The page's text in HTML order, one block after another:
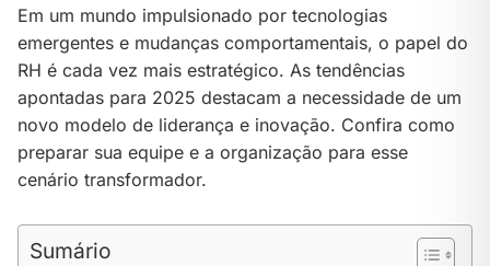
Em um mundo impulsionado por tecnologias
emergentes e mudanças comportamentais, o papel do
RH é cada vez mais estratégico. As tendências
apontadas para 2025 destacam a necessidade de um
novo modelo de liderança e inovação. Confira como
preparar sua equipe e a organização para esse
cenário transformador.
Sumário